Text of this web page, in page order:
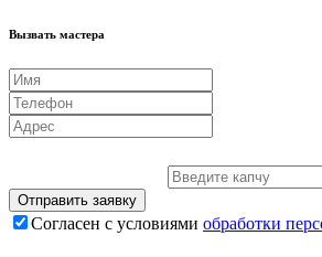
Вызвать мастера
Отправить заявку
Согласен с условиями обработки